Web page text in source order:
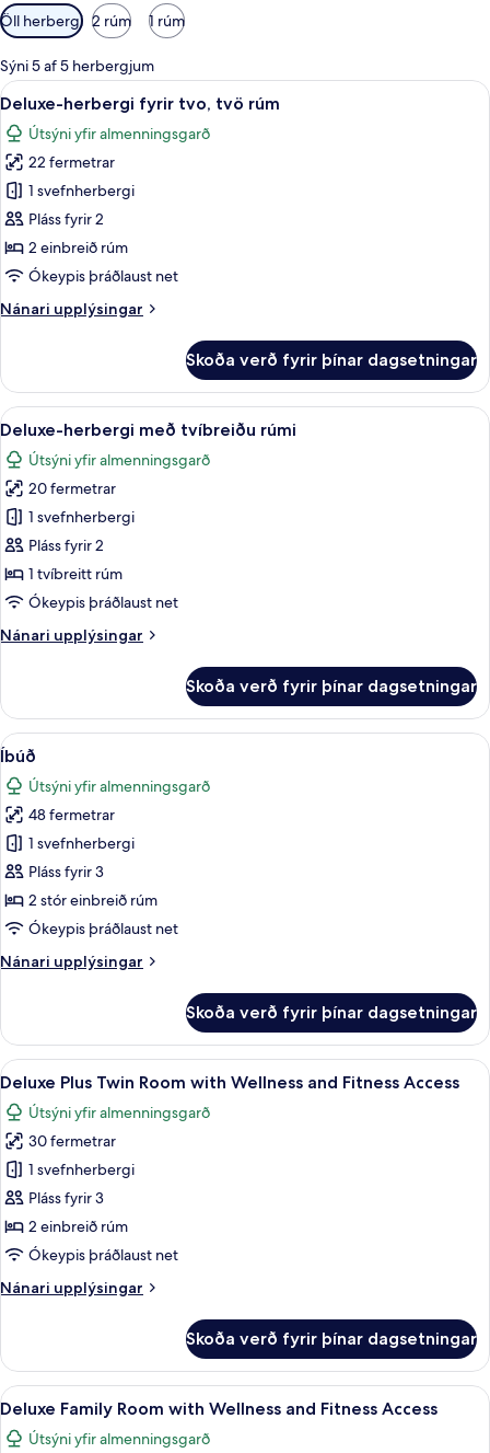
Síur
í
boði
fyrir
herbergi
Öll herbergi 2 rúm 1 rúm
Sýni 5 af 5 herbergjum
Skoða
allar
myndir
fyrir
Deluxe-
herbergi
fyrir
tvo,
rúm
Deluxe-herbergi fyrir tvo, tvö rúm |
9
Deluxe-herbergi fyrir tvo, tvö rúm
Útsýni yfir almenningsgarð
22 fermetrar
1 svefnherbergi
Pláss fyrir 2
2 einbreið rúm
Ókeypis þráðlaust net
Nánari upplýsingar
Nánari
herbergi
fyrir
tvo,
rúm
Skoða verð fyrir þínar dagsetningar
Skoða
allar
myndir
fyrir
Deluxe-
herbergi
með
tvíbreiðu
Deluxe-herbergi með tvíbreiðu
12
Deluxe-herbergi með tvíbreiðu rúmi
Útsýni yfir almenningsgarð
20 fermetrar
1 svefnherbergi
Pláss fyrir 2
1 tvíbreitt rúm
Ókeypis þráðlaust net
Nánari upplýsingar
Nánari
herbergi
með
tvíbreiðu
Skoða verð fyrir þínar dagsetningar
Skoða
allar
myndir
fyrir
Íbúð
Íbúð | Míníbar, öryggishólf í
13
Íbúð
Útsýni yfir almenningsgarð
48 fermetrar
1 svefnherbergi
Pláss fyrir 3
2 stór einbreið rúm
Ókeypis þráðlaust net
Nánari upplýsingar
Nánari
Skoða verð fyrir þínar dagsetningar
Skoða
allar
myndir
fyrir
Deluxe
Plus
Twin
Room
Wellness
Access
Deluxe Plus Twin Room with
10
Deluxe Plus Twin Room with Wellness and Fitness Access
Útsýni yfir almenningsgarð
30 fermetrar
1 svefnherbergi
Pláss fyrir 3
2 einbreið rúm
Ókeypis þráðlaust net
Nánari upplýsingar
Nánari
Plus
Twin
Room
Wellness
Skoða verð fyrir þínar dagsetningar
Skoða
allar
myndir
Deluxe Family Room with Wellness
10
Deluxe Family Room with Wellness and Fitness Access
Útsýni yfir almenningsgarð